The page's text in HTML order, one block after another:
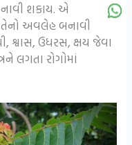
શકાય. એ
તેનો અવલેહ બનાવી
ઉધરસ, ક્ષય જેવા
લગતા રોગોમાં